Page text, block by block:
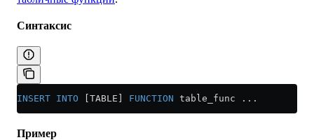
Синтаксис
INSERT INTO [TABLE] FUNCTION table_func ...
Пример